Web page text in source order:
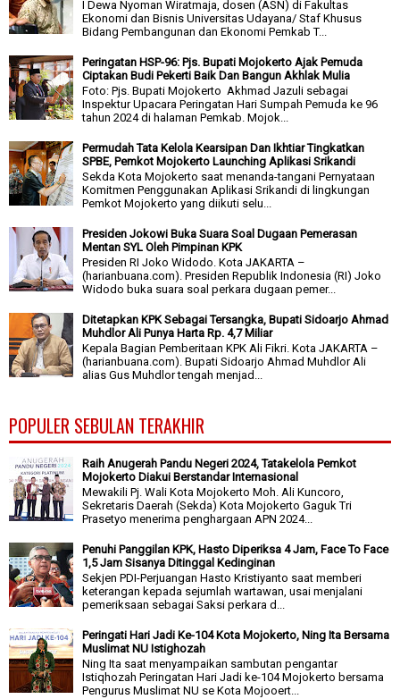
I Dewa Nyoman Wiratmaja, dosen (ASN) di Fakultas
Ekonomi dan Bisnis Universitas Udayana/ Staf Khusus
Bidang Pembangunan dan Ekonomi Pemkab T...
Peringatan HSP-96: Pjs. Bupati Mojokerto Ajak Pemuda
Ciptakan Budi Pekerti Baik Dan Bangun Akhlak Mulia
Foto: Pjs. Bupati Mojokerto Akhmad Jazuli sebagai
Inspektur Upacara Peringatan Hari Sumpah Pemuda ke 96
tahun 2024 di halaman Pemkab. Mojok...
Permudah Tata Kelola Kearsipan Dan Ikhtiar Tingkatkan
SPBE, Pemkot Mojokerto Launching Aplikasi Srikandi
Sekda Kota Mojokerto saat menanda-tangani Pernyataan
Komitmen Penggunakan Aplikasi Srikandi di lingkungan
Pemkot Mojokerto yang diikuti selu...
Presiden Jokowi Buka Suara Soal Dugaan Pemerasan
Mentan SYL Oleh Pimpinan KPK
Presiden RI Joko Widodo. Kota JAKARTA –
(harianbuana.com). Presiden Republik Indonesia (RI) Joko
Widodo buka suara soal perkara dugaan pemer...
Ditetapkan KPK Sebagai Tersangka, Bupati Sidoarjo Ahmad
Muhdlor Ali Punya Harta Rp. 4,7 Miliar
Kepala Bagian Pemberitaan KPK Ali Fikri. Kota JAKARTA –
(harianbuana.com). Bupati Sidoarjo Ahmad Muhdlor Ali
alias Gus Muhdlor tengah menjad...
POPULER SEBULAN TERAKHIR
Raih Anugerah Pandu Negeri 2024, Tatakelola Pemkot
Mojokerto Diakui Berstandar Internasional
Mewakili Pj. Wali Kota Mojokerto Moh. Ali Kuncoro,
Sekretaris Daerah (Sekda) Kota Mojokerto Gaguk Tri
Prasetyo menerima penghargaan APN 2024...
Penuhi Panggilan KPK, Hasto Diperiksa 4 Jam, Face To Face
1,5 Jam Sisanya Ditinggal Kedinginan
Sekjen PDI-Perjuangan Hasto Kristiyanto saat memberi
keterangan kepada sejumlah wartawan, usai menjalani
pemeriksaan sebagai Saksi perkara d...
Peringati Hari Jadi Ke-104 Kota Mojokerto, Ning Ita Bersama
Muslimat NU Istighozah
Ning Ita saat menyampaikan sambutan pengantar
Istiqhozah Peringatan Hari Jadi ke-104 Mojokerto bersama
Pengurus Muslimat NU se Kota Mojooert...